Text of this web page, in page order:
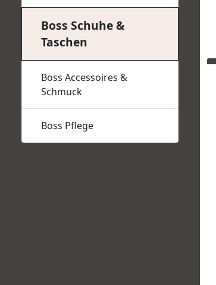
Boss Schuhe &
Taschen
Boss Accessoires &
Schmuck
Boss Pflege